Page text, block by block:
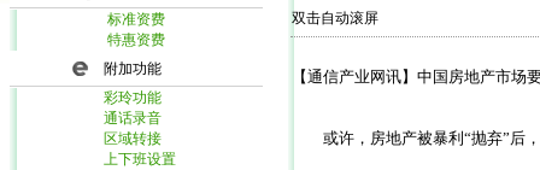
标准资费
特惠资费
附加功能
彩玲功能
通话录音
区域转接
上下班设置
双击自动滚屏
【通信产业网讯】中国房地产市
或许，房地产被暴利“抛弃”后，